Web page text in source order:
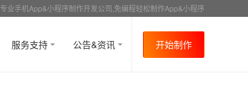
专业手机App&小程序制作开发公司,免编程轻松制作App&小程序
服务支持 公告&资讯 开始制作